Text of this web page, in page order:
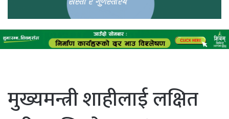
मुख्यमन्त्री शाहीलाई लक्षित